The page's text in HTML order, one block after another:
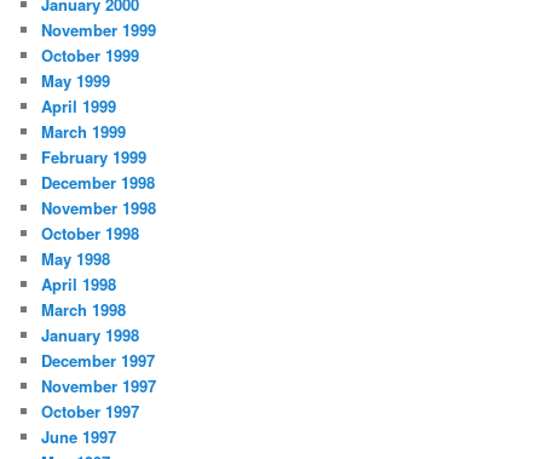
November 1999
October 1999
May 1999
April 1999
March 1999
February 1999
December 1998
November 1998
October 1998
May 1998
April 1998
March 1998
January 1998
December 1997
November 1997
October 1997
June 1997